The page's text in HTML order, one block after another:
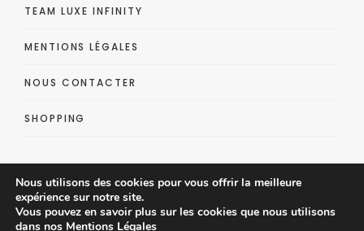
TEAM LUXE INFINITY
MENTIONS LÉGALES
NOUS CONTACTER
SHOPPING
Nous utilisons des cookies pour vous offrir la meilleure
expérience sur notre site.
Vous pouvez en savoir plus sur les cookies que nous utilisons
dans nos Mentions Légales